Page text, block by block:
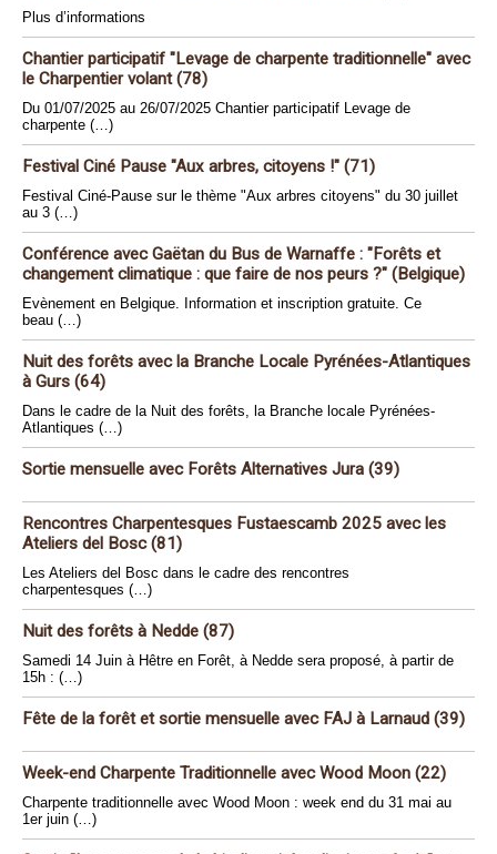
Plus d’informations
Chantier participatif "Levage de charpente traditionnelle" avec
le Charpentier volant (78)
Du 01/07/2025 au 26/07/2025 Chantier participatif Levage de
charpente (…)
Festival Ciné Pause "Aux arbres, citoyens !" (71)
Festival Ciné-Pause sur le thème "Aux arbres citoyens" du 30 juillet
au 3 (…)
Conférence avec Gaëtan du Bus de Warnaffe : "Forêts et
changement climatique : que faire de nos peurs ?" (Belgique)
Evènement en Belgique. Information et inscription gratuite. Ce
beau (…)
Nuit des forêts avec la Branche Locale Pyrénées-Atlantiques
à Gurs (64)
Dans le cadre de la Nuit des forêts, la Branche locale Pyrénées-
Atlantiques (…)
Sortie mensuelle avec Forêts Alternatives Jura (39)
Rencontres Charpentesques Fustaescamb 2025 avec les
Ateliers del Bosc (81)
Les Ateliers del Bosc dans le cadre des rencontres
charpentesques (…)
Nuit des forêts à Nedde (87)
Samedi 14 Juin à Hêtre en Forêt, à Nedde sera proposé, à partir de
15h : (…)
Fête de la forêt et sortie mensuelle avec FAJ à Larnaud (39)
Week-end Charpente Traditionnelle avec Wood Moon (22)
Charpente traditionnelle avec Wood Moon : week end du 31 mai au
1er juin (…)